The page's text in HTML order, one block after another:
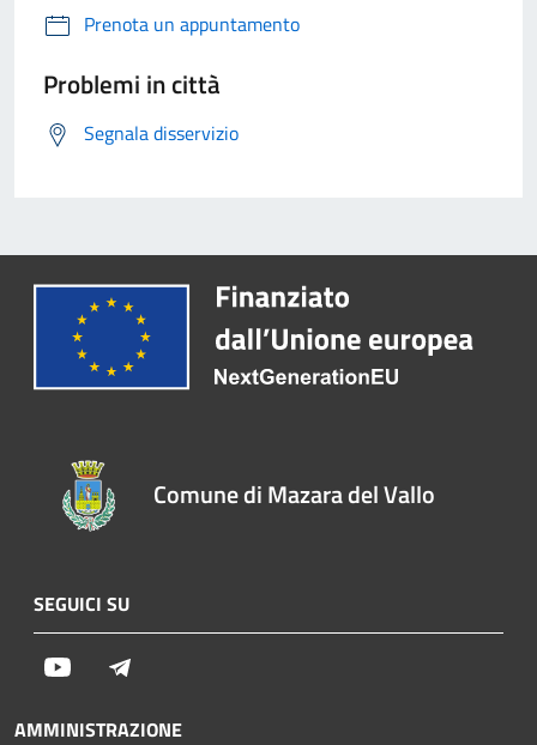
Prenota un appuntamento
Problemi in città
Segnala disservizio
Comune di Mazara del Vallo
SEGUICI SU
Youtube
AMMINISTRAZIONE